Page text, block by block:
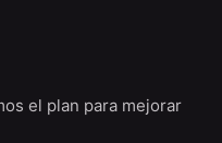
el plan para mejorar